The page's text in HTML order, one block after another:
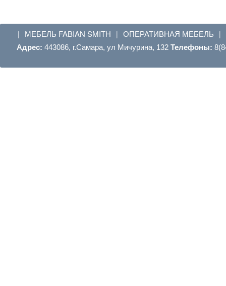
| МЕБЕЛЬ FABIAN SMITH | ОПЕРАТИВНАЯ МЕБЕЛЬ |
Адрес: 443086, г.Самара, ул Мичурина, 132 Телефоны: